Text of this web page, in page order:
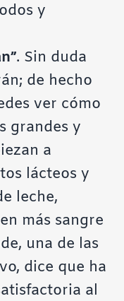
y
. Sin duda
de hecho
ver cómo
grandes y
a
lácteos y
leche,
más sangre
una de las
dice que ha
al